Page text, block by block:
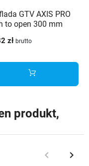
GTV AXIS PRO
to open 300 mm
P2O-KPL300C1
zł brutto
produkt,
Poprzedni
keyboard_arrow_left keyboard_arrow_right